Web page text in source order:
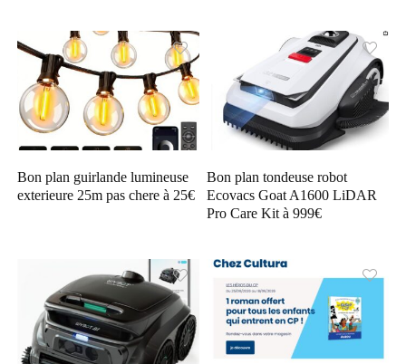
Bon plan guirlande lumineuse
exterieure 25m pas chere à 25€
Bon plan tondeuse robot
Ecovacs Goat A1600 LiDAR
Pro Care Kit à 999€